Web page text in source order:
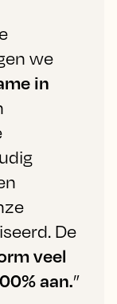
we
in
De
veel
aan.”